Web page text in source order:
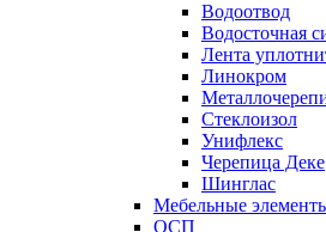
Водоотвод
Водосточная
Лента
Линокром
Стеклоизол
Унифлекс
Черепица Деке
Шинглас
Мебельные
ОСП